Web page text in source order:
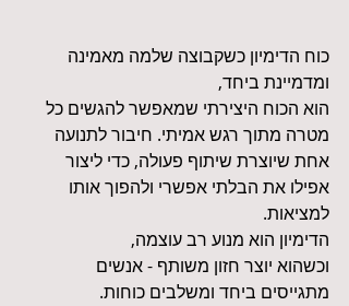
כוח הדימיון כשקבוצה שלמה מאמינה
ומדמיינת ביחד,
הוא הכוח היצירתי שמאפשר להגשים כל
מטרה מתוך רגש אמיתי. חיבור לתנועה
אחת שיוצרת שיתוף פעולה, כדי ליצור
אפילו את הבלתי אפשרי ולהפוך אותו
למציאות.
הדימיון הוא מנוע רב עוצמה,
וכשהוא יוצר חזון משותף - אנשים
מתגייסים ביחד ומשלבים כוחות.